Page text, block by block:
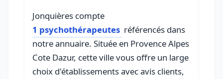
Jonquières compte
1 psychothérapeutes référencés dans
notre annuaire. Située en Provence Alpes
Cote Dazur, cette ville vous offre un large
choix d'établissements avec avis clients,